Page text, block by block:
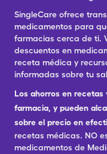
SingleCare ofrece
medicamentos para
farmacias cerca de ti.
descuentos en
receta médica y
informadas sobre tu
Los ahorros en recetas
farmacia, y pueden
sobre el precio en
recetas médicas. NO
medicamentos de